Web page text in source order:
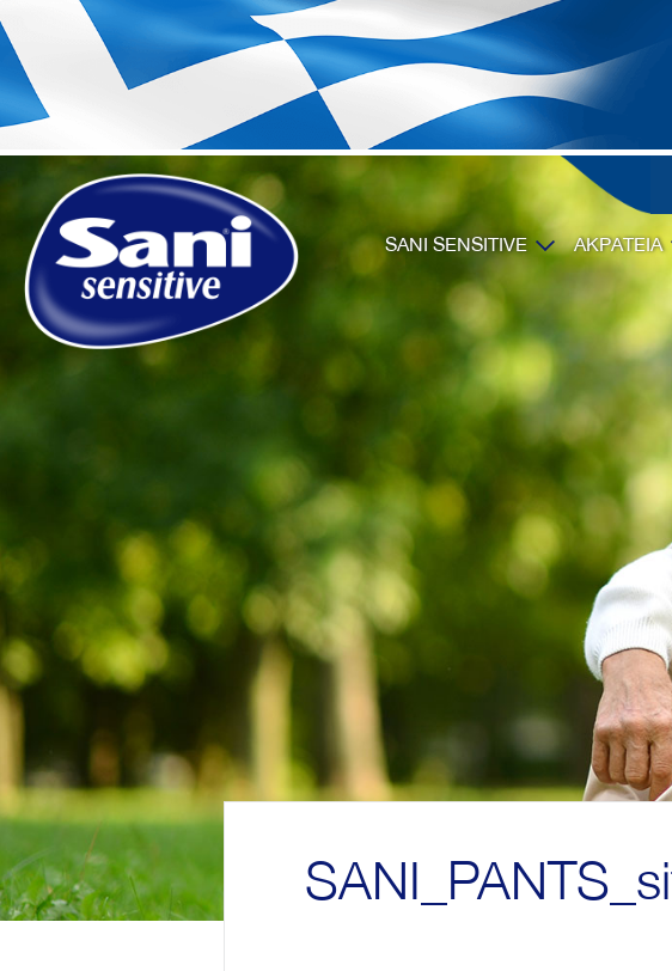
SANI SENSITIVE ΑΚΡΑΤΕΙΑ